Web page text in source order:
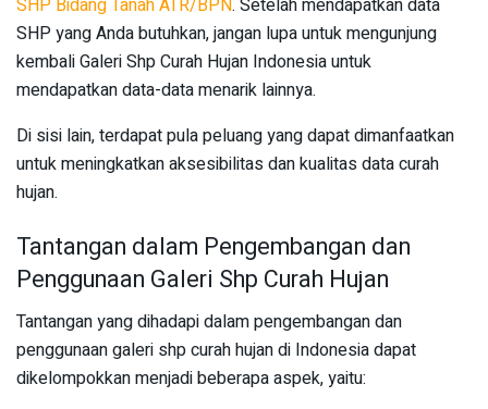
SHP Bidang Tanah ATR/BPN. Setelah mendapatkan data
SHP yang Anda butuhkan, jangan lupa untuk mengunjung
kembali Galeri Shp Curah Hujan Indonesia untuk
mendapatkan data-data menarik lainnya.
Di sisi lain, terdapat pula peluang yang dapat dimanfaatkan
untuk meningkatkan aksesibilitas dan kualitas data curah
hujan.
Tantangan dalam Pengembangan dan
Penggunaan Galeri Shp Curah Hujan
Tantangan yang dihadapi dalam pengembangan dan
penggunaan galeri shp curah hujan di Indonesia dapat
dikelompokkan menjadi beberapa aspek, yaitu: